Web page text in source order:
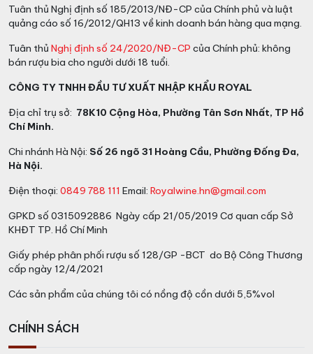
Tuân thủ Nghị định số 185/2013/NĐ-CP của Chính phủ và luật
quảng cáo số 16/2012/QH13 về kinh doanh bán hàng qua mạng.
Tuân thủ Nghị định số 24/2020/NĐ-CP của Chính phủ: không
bán rượu bia cho người dưới 18 tuổi.
CÔNG TY TNHH ĐẦU TƯ XUẤT NHẬP KHẨU ROYAL
Địa chỉ trụ sở: 78K10 Cộng Hòa, Phường Tân Sơn Nhất, TP Hồ
Chí Minh.
Chi nhánh Hà Nội: Số 26 ngõ 31 Hoàng Cầu, Phường Đống Đa,
Hà Nội.
Điện thoại: 0849 788 111 Email: Royalwine.hn@gmail.com
GPKD số 0315092886 Ngày cấp 21/05/2019 Cơ quan cấp Sở
KHĐT TP. Hồ Chí Minh
Giấy phép phân phối rượu số 128/GP -BCT do Bộ Công Thương
cấp ngày 12/4/2021
Các sản phẩm của chúng tôi có nồng độ cồn dưới 5,5%vol
CHÍNH SÁCH